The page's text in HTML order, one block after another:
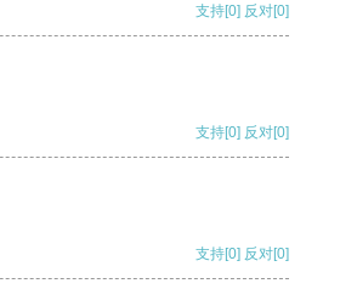
支持[0] 反对[0]
支持[0] 反对[0]
支持[0] 反对[0]